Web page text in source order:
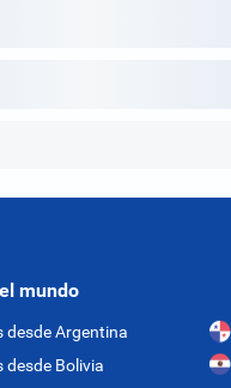
mundo
desde Argentina
desde Bolivia